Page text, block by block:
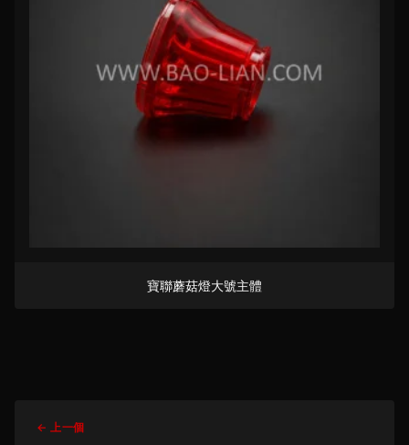
寶聯蘑菇燈大號主體
← 上一個